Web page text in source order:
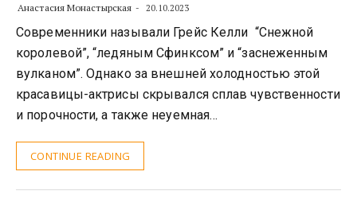
Анастасия Монастырская 20.10.2023
Современники называли Грейс Келли “Снежной
королевой”, “ледяным Сфинксом” и “заснеженным
вулканом”. Однако за внешней холодностью этой
красавицы-актрисы скрывался сплав чувственности
и порочности, а также неуемная…
CONTINUE READING